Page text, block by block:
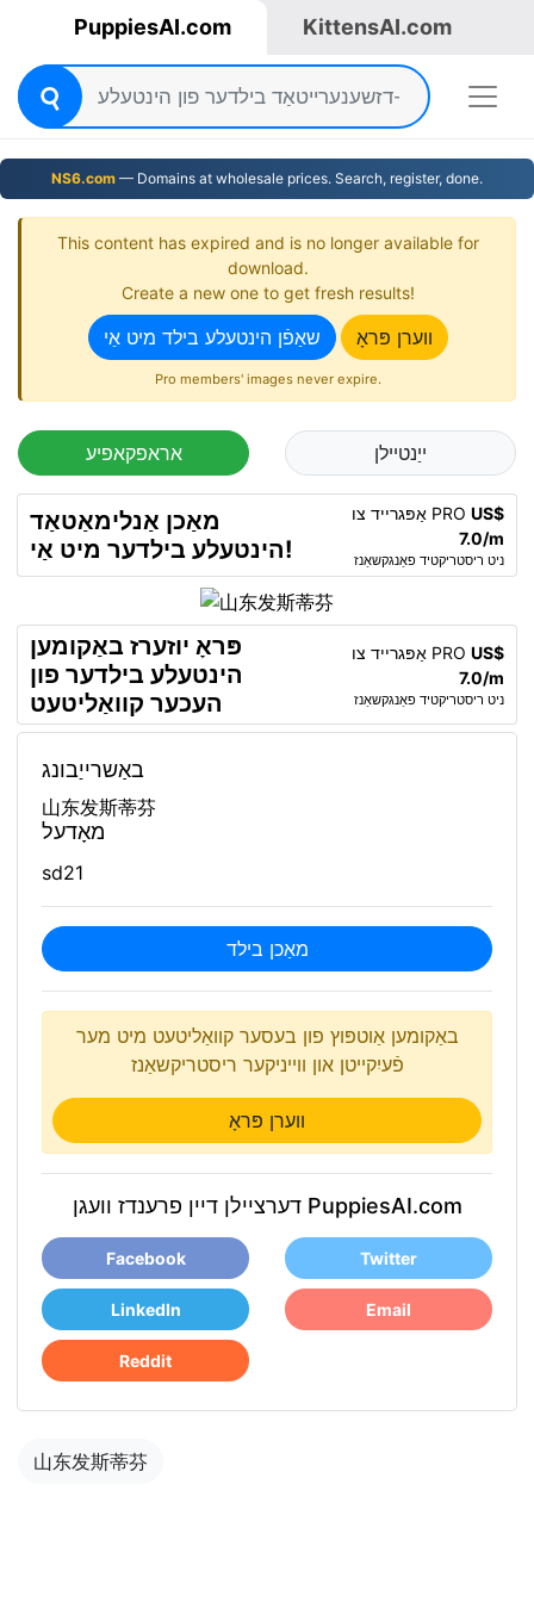
PuppiesAI.com KittensAI.com
NS6.com — Domains at wholesale prices. Search, register, done.
This content has expired and is no longer available for
download.
Create a new one to get fresh results!
שאַפֿן הינטעלע בילד מיט אַי ווערן פּראָ
Pro members' images never expire.
אראפקאפיע ייַנטיילן
מאַכן אַנלימאַטאַד
הינטעלע בילדער מיט אַי!
אַפּגרייד צו PRO US$
7.0/m
ניט ריסטריקטיד פאַנגקשאַנז
פּראָ יוזערז באַקומען
הינטעלע בילדער פון
העכער קוואַליטעט
אַפּגרייד צו PRO US$
7.0/m
ניט ריסטריקטיד פאַנגקשאַנז
באַשרייַבונג
山东发斯蒂芬
מאָדעל
sd21
מאַכן בילד
באַקומען אַוטפּוץ פון בעסער קוואַליטעט מיט מער
פֿעיִקייטן און ווייניקער ריסטריקשאַנז
ווערן פּראָ
דערציילן דיין פרענדז וועגן PuppiesAI.com
Facebook Twitter
LinkedIn Email
Reddit
山东发斯蒂芬